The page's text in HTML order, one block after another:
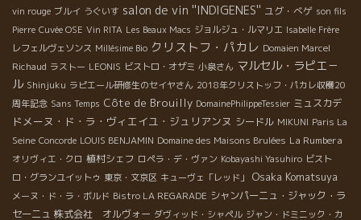
vin rouge ブルイ うぐいす salon de vin ''INDIGENES'' ユグ・べゲ son fils
Pierre Cuvée OSE Vin RITA Les Beaux Macs ジョルジュ・ルマリエ Isabelle Frère
レフェルヴェソンス Millésime Bio クリストフ・パカレ Domaien Marcel
Richaud ラストー LEONIS ビストロ・オザミ 小泉さん マルセル・ラピエ－
ル Shinjuku ラピエール研修生のセイヤさん 2018年クリストッフ・パカレ収穫20
周年記念 Sans Temps Côte de Brouilly DomainePhilippeTessier ミュスカデ
ドメーヌ・ド・ラ・ヴィエイユ・ジュリアンヌ シードル MIKUNI Paris La
Seine Concorde LOUIS BENJAMIN Domaine des Maisons Brulées La Rumbera
オリヴィエ・クロ 植村シェフ ロペラ・デ・ヴァン Kobayashi Yasuhiro ビスト
ロ・グランユイットゥ 東京・文京区 キューヴェ「レッド」 Osaka Komatsuya
メーヌ・ド・ラ・ボルド Bistro LA REGARADE シャンパーニュ・ジャック・ラ
セーニュ 株式会社 オルヴォー ダヴィッド・シャペル ジャン・ドミニック・カ